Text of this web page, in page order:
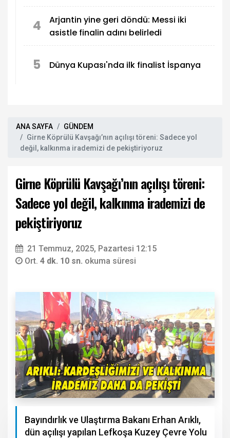
4
Arjantin yine geri döndü: Messi iki
asistle finalin adını belirledi
5 Dünya Kupası'nda ilk finalist İspanya
ANA SAYFA
GÜNDEM
Girne Köprülü Kavşağı’nın açılışı töreni: Sadece yol
değil, kalkınma irademizi de pekiştiriyoruz
Girne Köprülü Kavşağı’nın açılışı töreni:
Sadece yol değil, kalkınma irademizi de
pekiştiriyoruz
21 Temmuz, 2025, Pazartesi 12:15
Ort. 4 dk. 10 sn. okuma süresi
Bayındırlık ve Ulaştırma Bakanı Erhan Arıklı,
dün açılışı yapılan Lefkoşa Kuzey Çevre Yolu